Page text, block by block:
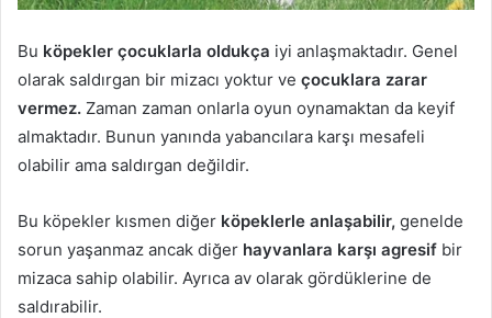
Bu köpekler çocuklarla oldukça iyi anlaşmaktadır. Genel
olarak saldırgan bir mizacı yoktur ve çocuklara zarar
vermez. Zaman zaman onlarla oyun oynamaktan da keyif
almaktadır. Bunun yanında yabancılara karşı mesafeli
olabilir ama saldırgan değildir.
Bu köpekler kısmen diğer köpeklerle anlaşabilir, genelde
sorun yaşanmaz ancak diğer hayvanlara karşı agresif bir
mizaca sahip olabilir. Ayrıca av olarak gördüklerine de
saldırabilir.